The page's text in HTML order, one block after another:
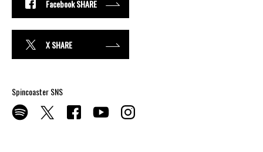
Facebook SHARE
X SHARE
Spincoaster SNS